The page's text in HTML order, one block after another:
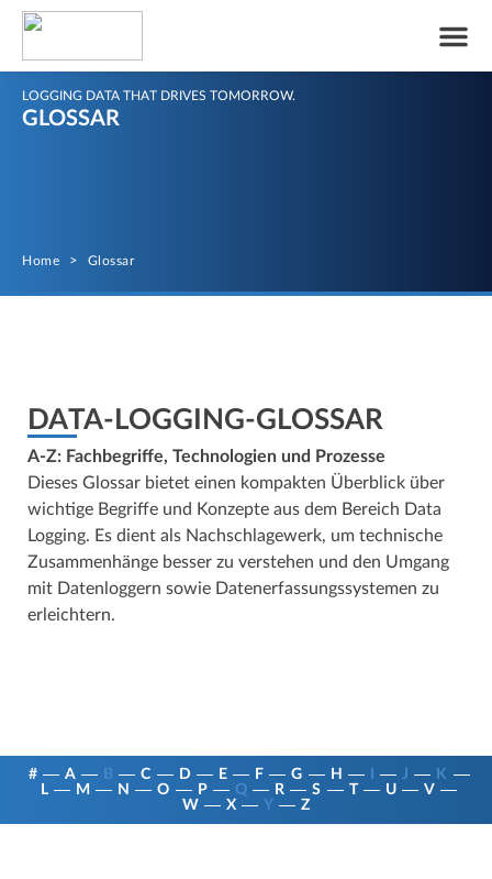
LOGGING DATA THAT DRIVES TOMORROW.
GLOSSAR
Home > Glossar
DATA-LOGGING-GLOSSAR
A-Z: Fachbegriffe, Technologien und Prozesse
Dieses Glossar bietet einen kompakten Überblick über
wichtige Begriffe und Konzepte aus dem Bereich Data
Logging. Es dient als Nachschlagewerk, um technische
Zusammenhänge besser zu verstehen und den Umgang
mit Datenloggern sowie Datenerfassungssystemen zu
erleichtern.
# A B C D E F G H J
K
L
M N O P Q R S T U
V
W
X Y Z